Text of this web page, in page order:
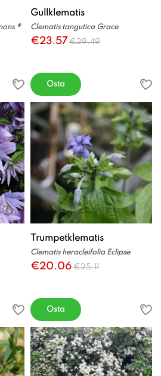
®
Gullklematis
Clematis tangutica Grace
€23.57 €29.49
Osta
Trumpetklematis
Clematis heracleifolia Eclipse
€20.06 €25.11
Osta